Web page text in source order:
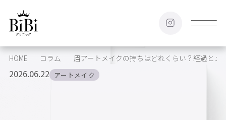
HOME コラム 眉アートメイクの持ちはどれくらい？経過と
2026.06.22 アートメイク